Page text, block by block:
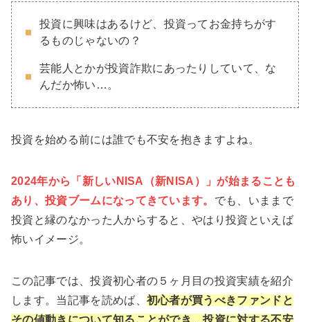
投資に興味はあるけど、投資ってお金持ちがす
るものじゃないの？
芸能人とかが投資詐欺にあったりしていて、な
んだか怖い…。
投資を始める前には誰でも不安を抱きますよね。
2024年から「新しいNISA（新NISA）」が始まることも
あり、投資ブームになってきています。 でも、いままで
投資と縁のなかった人からすると、やはり投資といえば
怖いイメージ。
この記事では、投資初心者の５ヶ月目の投資実績を紹介
します。当記事を読めば、 初心者が買うべきファンドと